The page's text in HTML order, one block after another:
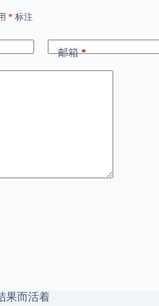
* 标注
邮箱*
果而活着